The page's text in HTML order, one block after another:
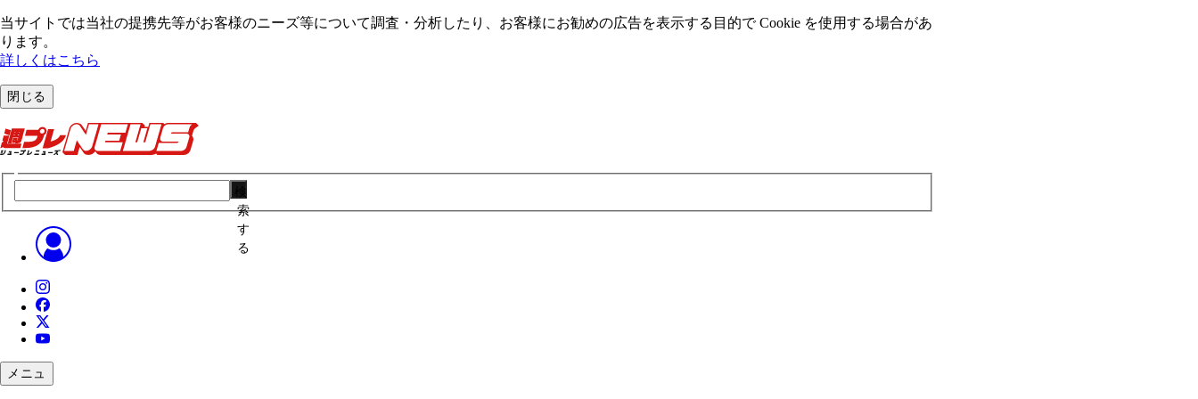
当サイトでは当社の提携先等がお客様のニーズ等について調査・分析したり、お客様にお勧めの広告を表⽰する⽬的で Cookie を使⽤する場合があ
ります。
詳しくはこちら
閉じる
索
す
る
メニュ